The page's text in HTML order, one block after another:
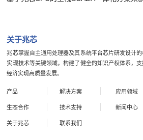
关于兆芯
兆芯掌握自主通用处理器及其系统平台芯片研发设计
实现技术等关键领域，构建了健全的知识产权体系，
经济实现高质量发展。
产品 解决方案 应用领域
生态合作 技术支持 新闻中心
关于兆芯 联系我们